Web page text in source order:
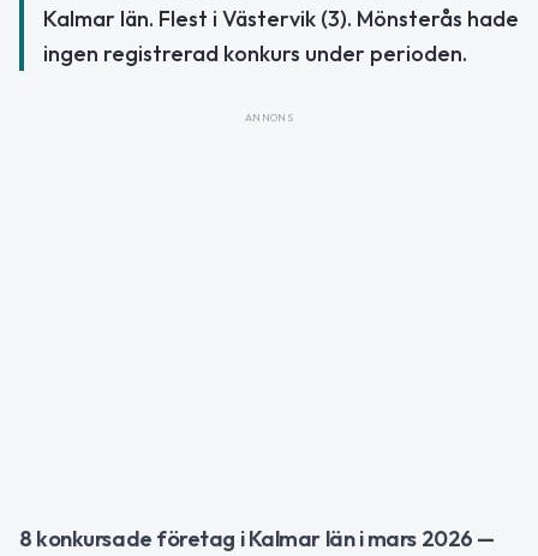
Kalmar län. Flest i Västervik (3). Mönsterås hade
ingen registrerad konkurs under perioden.
ANNONS
8 konkursade företag i Kalmar län i mars 2026 —